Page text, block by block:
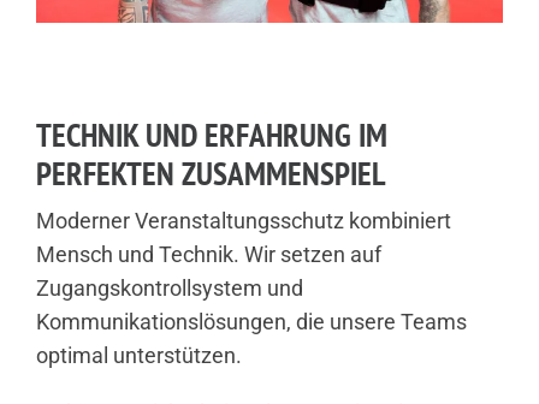
TECHNIK UND ERFAHRUNG IM
PERFEKTEN ZUSAMMENSPIEL
Moderner Veranstaltungsschutz kombiniert
Mensch und Technik. Wir setzen auf
Zugangskontrollsystem und
Kommunikationslösungen, die unsere Teams
optimal unterstützen.